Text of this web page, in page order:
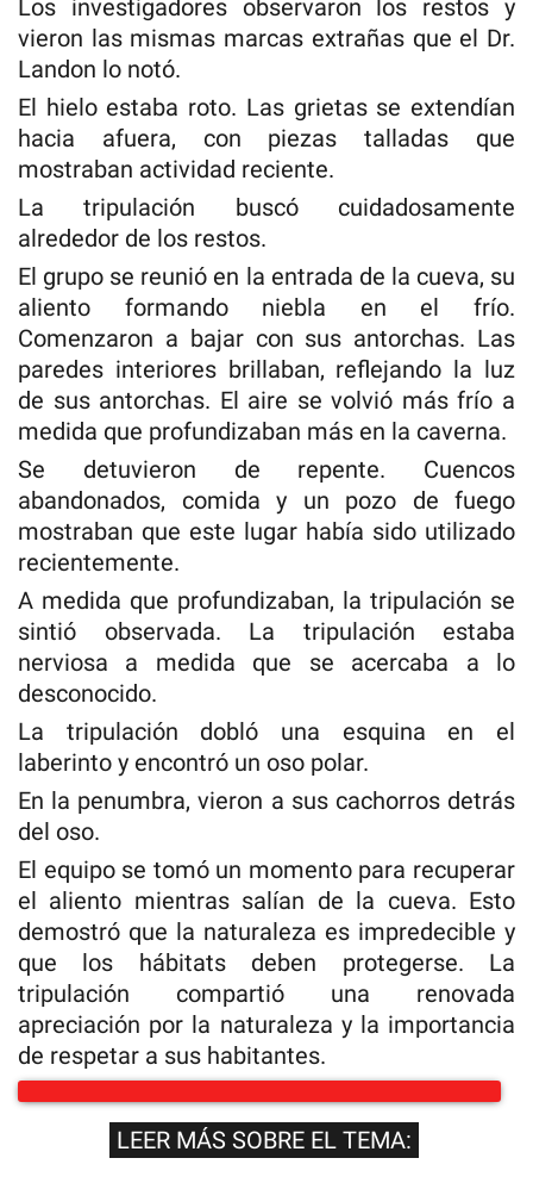
Los investigadores observaron los restos y
vieron las mismas marcas extrañas que el Dr.
Landon lo notó.
El hielo estaba roto. Las grietas se extendían
hacia afuera, con piezas talladas que
mostraban actividad reciente.
La tripulación buscó cuidadosamente
alrededor de los restos.
El grupo se reunió en la entrada de la cueva, su
aliento formando niebla en el frío.
Comenzaron a bajar con sus antorchas. Las
paredes interiores brillaban, reflejando la luz
de sus antorchas. El aire se volvió más frío a
medida que profundizaban más en la caverna.
Se detuvieron de repente. Cuencos
abandonados, comida y un pozo de fuego
mostraban que este lugar había sido utilizado
recientemente.
A medida que profundizaban, la tripulación se
sintió observada. La tripulación estaba
nerviosa a medida que se acercaba a lo
desconocido.
La tripulación dobló una esquina en el
laberinto y encontró un oso polar.
En la penumbra, vieron a sus cachorros detrás
del oso.
El equipo se tomó un momento para recuperar
el aliento mientras salían de la cueva. Esto
demostró que la naturaleza es impredecible y
que los hábitats deben protegerse. La
tripulación compartió una renovada
apreciación por la naturaleza y la importancia
de respetar a sus habitantes.
LEER MÁS SOBRE EL TEMA: